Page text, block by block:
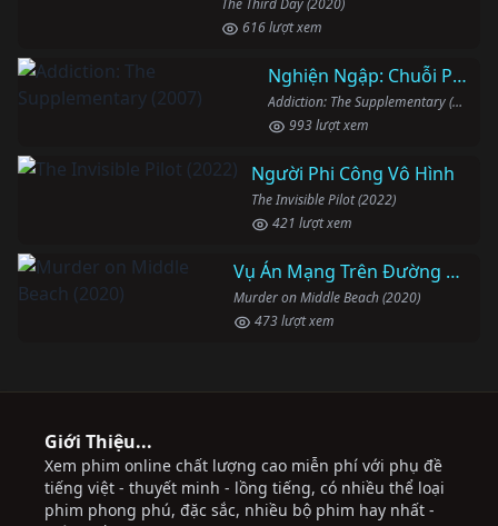
The Third Day (2020)
616 lượt xem
Nghiện Ngập: Chuỗi Phim Bổ Trợ
Addiction: The Supplementary (2007)
993 lượt xem
Người Phi Công Vô Hình
The Invisible Pilot (2022)
421 lượt xem
Vụ Án Mạng Trên Đường Middle Beach
Murder on Middle Beach (2020)
473 lượt xem
Giới Thiệu...
Xem phim online chất lượng cao miễn phí với phụ đề
tiếng việt - thuyết minh - lồng tiếng, có nhiều thể loại
phim phong phú, đặc sắc, nhiều bộ phim hay nhất -